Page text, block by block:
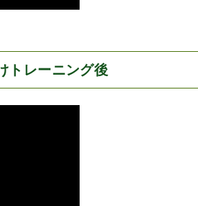
レーニング後